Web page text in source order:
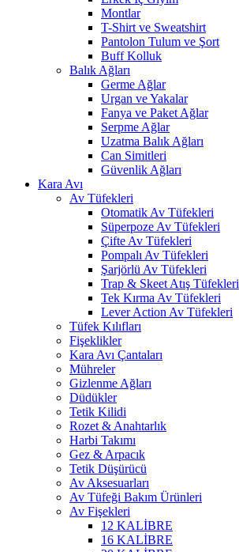
Montlar
T-Shirt ve Sweatshirt
Pantolon Tulum ve Şort
Buff Kolluk
Balık Ağları
Germe Ağlar
Urgan ve Yakalar
Fanya ve Paket Ağlar
Serpme Ağlar
Uzatma Balık Ağları
Can Simitleri
Güvenlik Ağları
Kara Avı
Av Tüfekleri
Otomatik Av Tüfekleri
Süperpoze Av Tüfekleri
Çifte Av Tüfekleri
Pompalı Av Tüfekleri
Şarjörlü Av Tüfekleri
Trap & Skeet Atış Tüfekleri
Tek Kırma Av Tüfekleri
Lever Action Av Tüfekleri
Tüfek Kılıfları
Fişeklikler
Kara Avı Çantaları
Mühreler
Gizlenme Ağları
Düdükler
Tetik Kilidi
Rozet & Anahtarlık
Harbi Takımı
Gez & Arpacık
Tetik Düşürücü
Av Aksesuarları
Av Tüfeği Bakım Ürünleri
Av Fişekleri
12 KALİBRE
16 KALİBRE